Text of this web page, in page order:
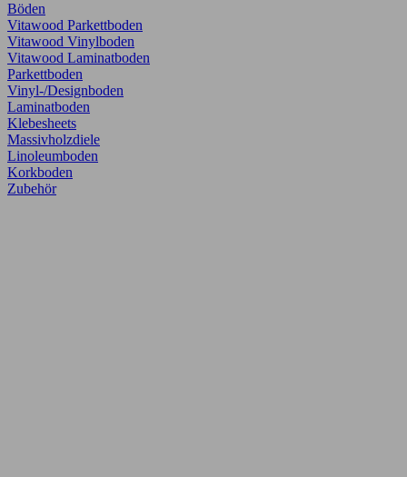
Böden
Vitawood Parkettboden
Vitawood Vinylboden
Vitawood Laminatboden
Parkettboden
Vinyl-/Designboden
Laminatboden
Klebesheets
Massivholzdiele
Linoleumboden
Korkboden
Zubehör